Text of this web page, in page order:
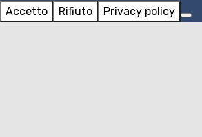
Accetto Rifiuto Privacy policy